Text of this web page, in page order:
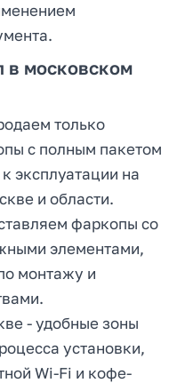
в московском
только
с полным пакетом
эксплуатации на
и области.
фаркопы со
элементами,
монтажу и
- удобные зоны
установки,
Wi-Fi и кофе-